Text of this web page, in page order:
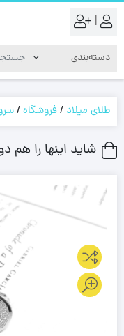
|
طلای میلاد /فروشگاه/
شاید اینها را